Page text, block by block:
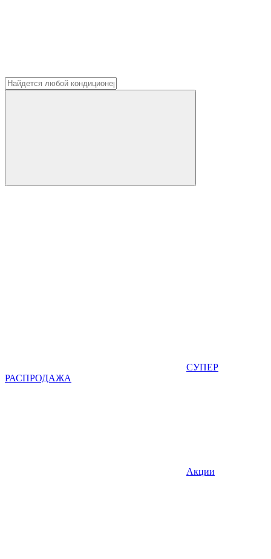
СУПЕР
РАСПРОДАЖА
Акции